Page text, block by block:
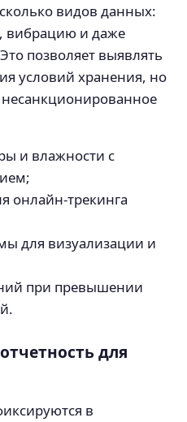
видов данных:
вибрацию и даже
позволяет выявлять
условий хранения, но
и влажности с
онлайн-трекинга
для визуализации и
при превышении
для
в